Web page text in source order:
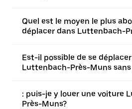
Quel est le moyen le plus
déplacer dans Luttenbach-
Est-il possible de se
Luttenbach-Près-Muns
: puis-je y louer une voiture
Près-Muns?